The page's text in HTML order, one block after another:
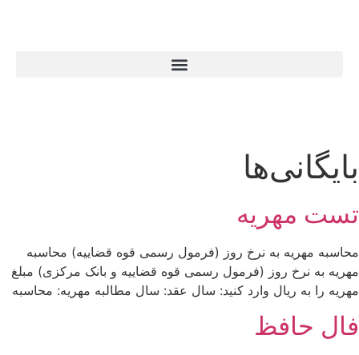
بایگانی‌ها
تست مهریه
محاسبه مهریه به نرخ روز (فرمول رسمی قوه قضاییه) محاسبه
مهریه به نرخ روز (فرمول رسمی قوه قضاییه و بانک مرکزی) مبلغ
مهریه را به ریال وارد کنید: سال عقد: سال مطالبه مهریه: محاسبه
فال حافظ